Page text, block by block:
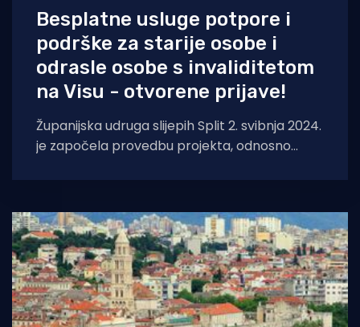
Besplatne usluge potpore i
podrške za starije osobe i
odrasle osobe s invaliditetom
na Visu - otvorene prijave!
Županijska udruga slijepih Split 2. svibnja 2024.
je započela provedbu projekta, odnosno
u svakodnevnom